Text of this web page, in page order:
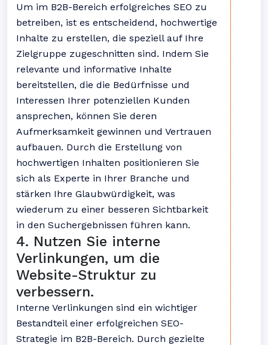
Um im B2B-Bereich erfolgreiches SEO zu
betreiben, ist es entscheidend, hochwertige
Inhalte zu erstellen, die speziell auf Ihre
Zielgruppe zugeschnitten sind. Indem Sie
relevante und informative Inhalte
bereitstellen, die die Bedürfnisse und
Interessen Ihrer potenziellen Kunden
ansprechen, können Sie deren
Aufmerksamkeit gewinnen und Vertrauen
aufbauen. Durch die Erstellung von
hochwertigen Inhalten positionieren Sie
sich als Experte in Ihrer Branche und
stärken Ihre Glaubwürdigkeit, was
wiederum zu einer besseren Sichtbarkeit
in den Suchergebnissen führen kann.
4. Nutzen Sie interne
Verlinkungen, um die
Website-Struktur zu
verbessern.
Interne Verlinkungen sind ein wichtiger
Bestandteil einer erfolgreichen SEO-
Strategie im B2B-Bereich. Durch gezielte